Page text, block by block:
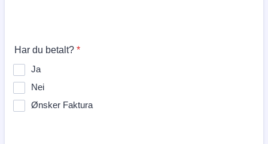
Har du betalt? *
Ja
Nei
Ønsker Faktura